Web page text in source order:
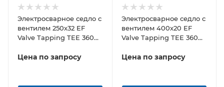
Электросварное седло с
вентилем 250х32 EF
Valve Tapping TEE 360
Цена по запросу
Электросварное седло с
вентилем 400х20 EF
Valve Tapping TEE 360
Цена по запросу